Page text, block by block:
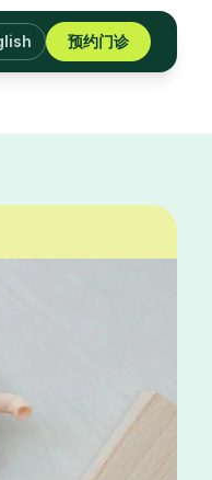
预约门诊